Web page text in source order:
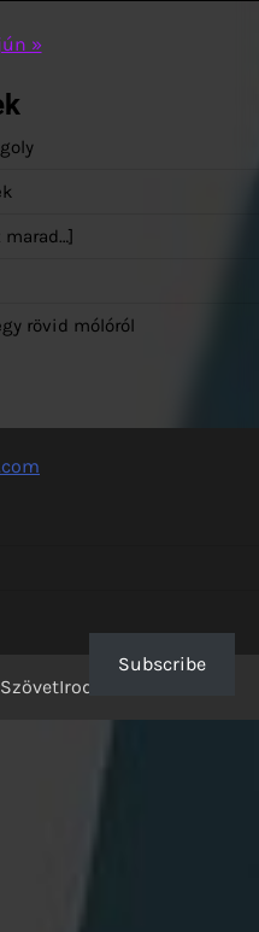
»
rövid mólóról
SzövetIrodalom
Subscribe